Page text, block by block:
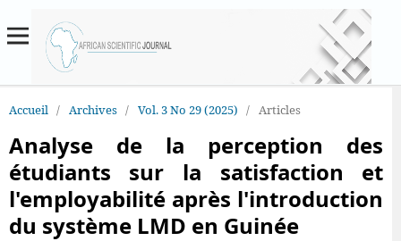
Accueil / Archives / Vol. 3 No 29 (2025) / Articles
Analyse de la perception des
étudiants sur la satisfaction et
l'employabilité après l'introduction
du système LMD en Guinée